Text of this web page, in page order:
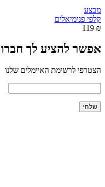
מבצע
קלפי פנימיאלים
₪ 119
אפשר להציע לך
הצטרפי לרשימת האיימלים שלנו